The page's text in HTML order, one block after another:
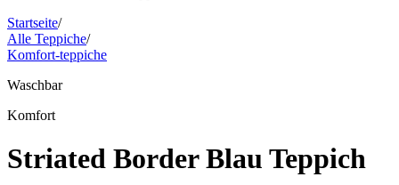
Startseite/
Alle Teppiche/
Komfort-teppiche
Waschbar
Komfort
Striated Border Blau Teppich